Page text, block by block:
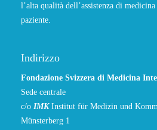
l’alta qualità dell’assistenza di
paziente.
Indirizzo
Fondazione Svizzera di Medicina
Sede centrale
c/o IMKInstitut für Medizin und
Münsterberg 1